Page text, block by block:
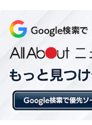
「たかすみ温泉
る温泉施設